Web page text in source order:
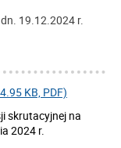
19.12.2024 r.
KB, PDF)
skrutacyjnej na
2024 r.